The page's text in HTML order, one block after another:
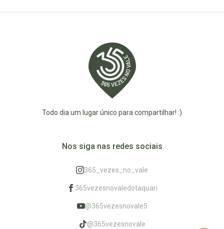
Todo dia um lugar único para compartilhar! :)
Nos siga nas redes sociais
365_vezes_no_vale
365vezesnovaledotaquari
@365vezesnovale5
@365vezesnovale